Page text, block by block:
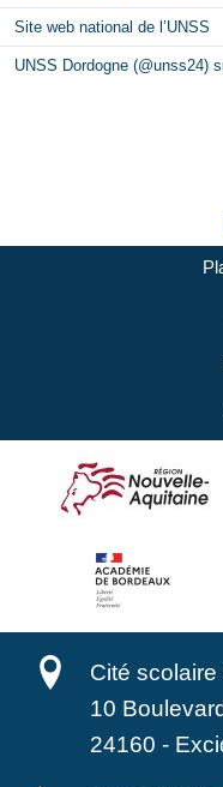
Site web national de l’UNSS
UNSS Dordogne (@unss24)
Cité scolaire
10
24160 -